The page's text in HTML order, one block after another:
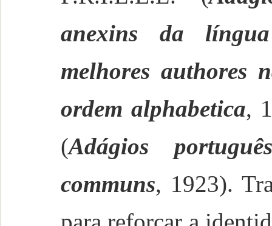
anexins da
melhores authores
ordem alphabetica,
(Adágios
communs, 1923).